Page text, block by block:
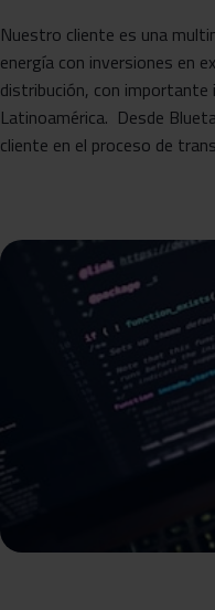
Nuestro cliente es una
energía con inversiones en
distribución, con importante
Latinoamérica. Desde
cliente en el proceso de